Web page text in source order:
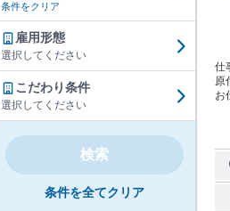
条件をクリア
雇用形態
選択してください
こだわり条件
選択してください
検索
条件を全てクリア
仕
原
お
り